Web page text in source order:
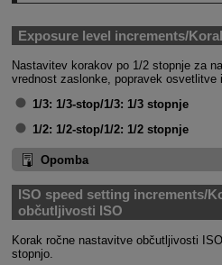
Exposure level increments/
Nastavitev korakov po 1/2 stopnje za
vrednost zaslonke, popravek osvetlitve
1/3: 1/3-stop/1/3: 1/3 stopnje
1/2: 1/2-stop/1/2: 1/2 stopnje
Opomba
ISO speed setting increments/
občutljivosti ISO
Korak ročne nastavitve občutljivosti
stopnjo.